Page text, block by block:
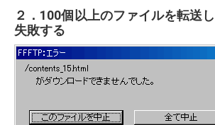
２．100個以上のファイルを転送
失敗する